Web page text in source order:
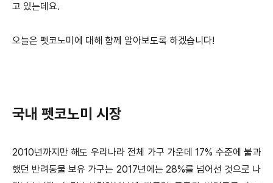
고 있는데요.
오늘은 펫코노미에 대해 함께 알아보도록 하겠습니다!
국내 펫코노미 시장
2010년까지만 해도 우리나라 전체 가구 가운데 17% 수준에 불과
했던 반려동물 보유 가구는 2017년에는 28%를 넘어선 것으로 나